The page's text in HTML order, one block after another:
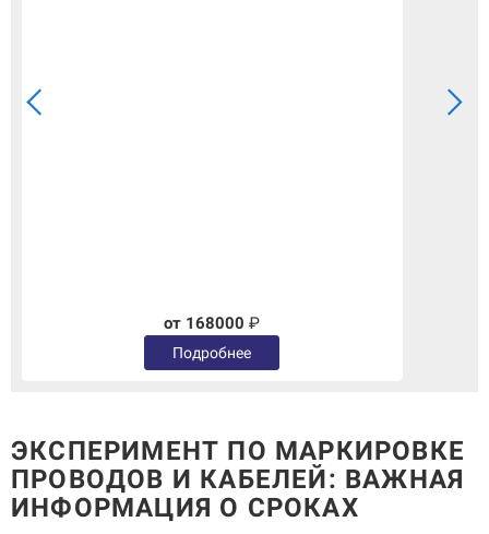
от 168000 ₽
Подробнее
ЭКСПЕРИМЕНТ ПО МАРКИРОВКЕ
ПРОВОДОВ И КАБЕЛЕЙ: ВАЖНАЯ
ИНФОРМАЦИЯ О СРОКАХ